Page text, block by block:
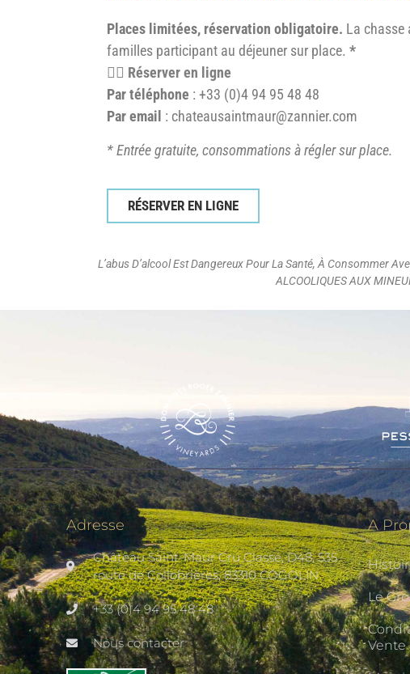
Places limitées, réservation obligatoire. La chasse
familles participant au déjeuner sur place. *
👉🏻 Réserver en ligne
Par téléphone : +33 (0)4 94 95 48 48
Par email : chateausaintmaur@zannier.com
* Entrée gratuite, consommations à régler sur place.
RÉSERVER EN LIGNE
L’abus D’alcool Est Dangereux Pour La Santé, À Consommer
ALCOOLIQUES AUX
Adresse
Château Saint-Maur Cru Classé, D48, 535
route de Collobrières, 83310 COGOLIN
+33 (0)4 94 95 48 48
Nous contacter
A
Le
Vente